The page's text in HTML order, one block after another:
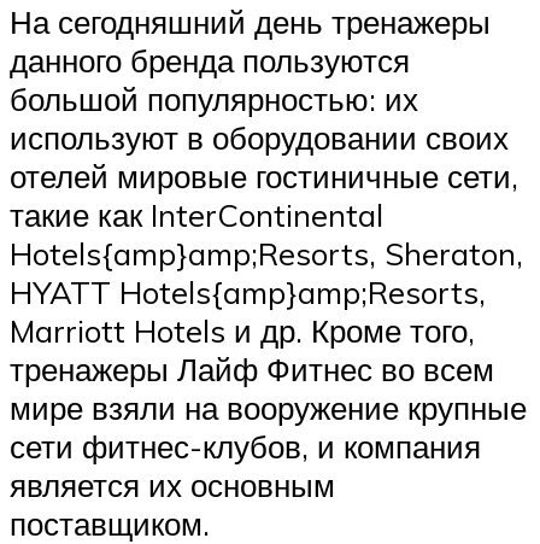
На сегодняшний день тренажеры
данного бренда пользуются
большой популярностью: их
используют в оборудовании своих
отелей мировые гостиничные сети,
такие как InterContinental
Hotels{amp}amp;Resorts, Sheraton,
HYATT Hotels{amp}amp;Resorts,
Marriott Hotels и др. Кроме того,
тренажеры Лайф Фитнес во всем
мире взяли на вооружение крупные
сети фитнес-клубов, и компания
является их основным
поставщиком.